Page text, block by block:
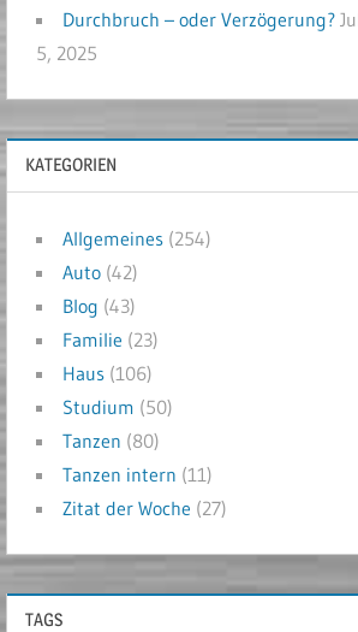
Durchbruch – oder Verzögerung?
5, 2025
KATEGORIEN
Allgemeines (254)
Auto (42)
Blog (43)
Familie (23)
Haus (106)
Studium (50)
Tanzen (80)
Tanzen intern (11)
Zitat der Woche (27)
TAGS